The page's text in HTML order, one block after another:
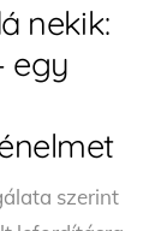
nekik:
egy
szerint